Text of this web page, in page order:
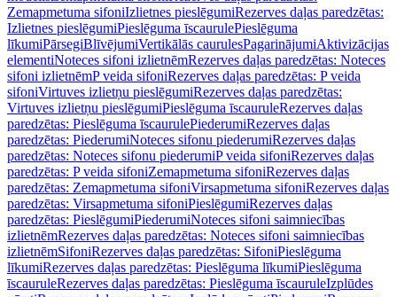
Zemapmetuma sifoniIzlietnes pieslēgumiRezerves daļas paredzētas:
Izlietnes pieslēgumiPieslēguma īscaurulePieslēguma
līkumiPārsegiBlīvējumiVertikālās caurulesPagarinājumiAktivizācijas
elementiNoteces sifoni izlietnēmRezerves daļas paredzētas: Noteces
sifoni izlietnēmP veida sifoniRezerves daļas paredzētas: P veida
sifoniVirtuves izlietņu pieslēgumiRezerves daļas paredzētas:
Virtuves izlietņu pieslēgumiPieslēguma īscauruleRezerves daļas
paredzētas: Pieslēguma īscaurulePiederumiRezerves daļas
paredzētas: PiederumiNoteces sifonu piederumiRezerves daļas
paredzētas: Noteces sifonu piederumiP veida sifoniRezerves daļas
paredzētas: P veida sifoniZemapmetuma sifoniRezerves daļas
paredzētas: Zemapmetuma sifoniVirsapmetuma sifoniRezerves daļas
paredzētas: Virsapmetuma sifoniPieslēgumiRezerves daļas
paredzētas: PieslēgumiPiederumiNoteces sifoni saimniecības
izlietnēmRezerves daļas paredzētas: Noteces sifoni saimniecības
izlietnēmSifoniRezerves daļas paredzētas: SifoniPieslēguma
līkumiRezerves daļas paredzētas: Pieslēguma līkumiPieslēguma
īscauruleRezerves daļas paredzētas: Pieslēguma īscauruleIzplūdes